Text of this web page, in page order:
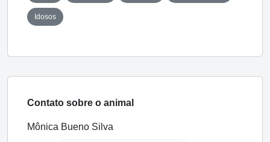
Idosos
Contato sobre o animal
Mônica Bueno Silva